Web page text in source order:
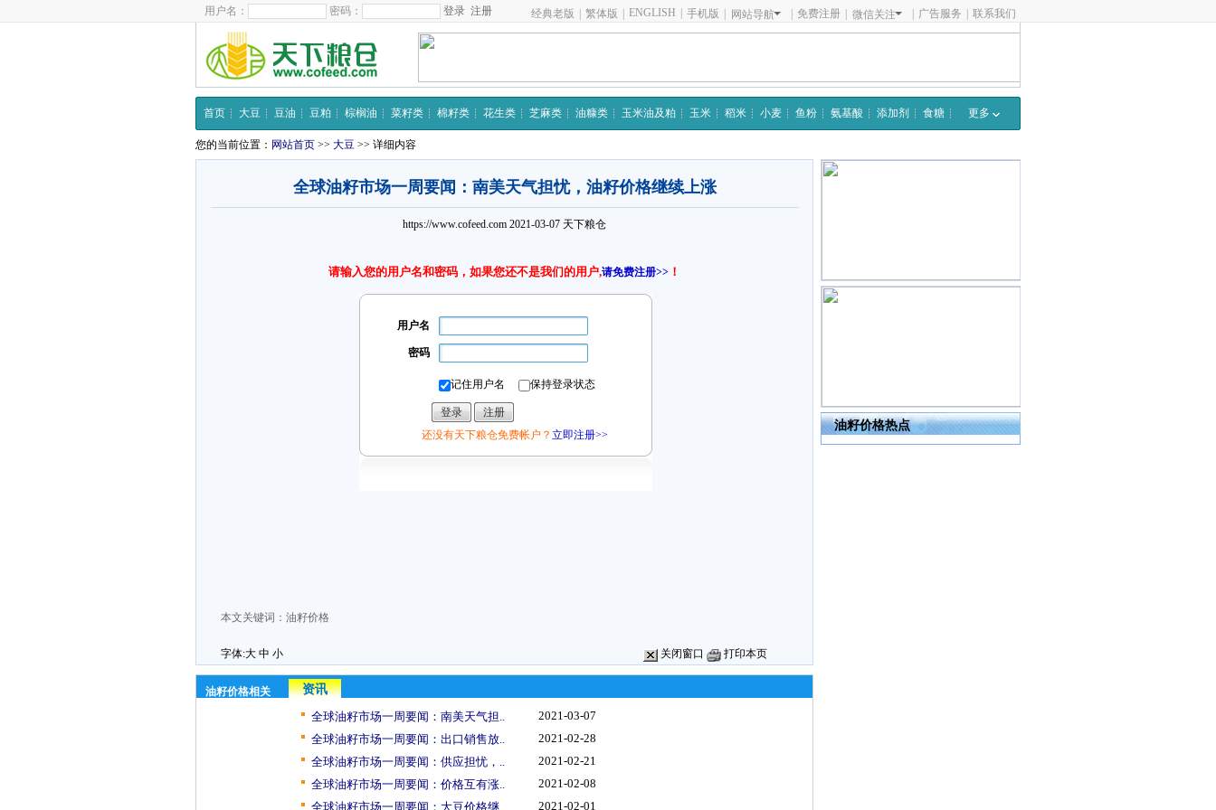
用户名： 密码： 注册 经典老版 繁体版 ENGLISH 手机版 网站导航 免费注册 微信关注 广告服务 联系我们
首页 大豆 豆油 豆粕 棕榈油 菜籽类 棉籽类 花生类 芝麻类 油糠类 玉米油及粕 玉米 稻米 小麦 鱼粉 氨基酸 添加剂 食糖 更多
您的当前位置： 网站首页 >> 大豆 >> 详细内容
全球油籽市场一周要闻：南美天气担忧，油籽价格继续上涨
https://www.cofeed.com 2021-03-07 天下粮仓
请输入您的用户名和密码，如果您还不是我们的用户,请免费注册>> ！
用户名
密码
记住用户名 保持登录状态
还没有天下粮仓免费帐户？ 立即注册>>
本文关键词： 油籽价格
字体:大 中 小 关闭窗口 打印本页
油籽价格相关
资讯
全球油籽市场一周要闻：南美天气担..
2021-03-07
全球油籽市场一周要闻：出口销售放..
2021-02-28
全球油籽市场一周要闻：供应担忧，..
2021-02-21
全球油籽市场一周要闻：价格互有涨..
2021-02-08
全球油籽市场一周要闻：大豆价格继..
2021-02-01
油籽价格热点